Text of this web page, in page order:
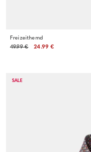
Freizeithemd
49.99 €
24.99 €
SALE